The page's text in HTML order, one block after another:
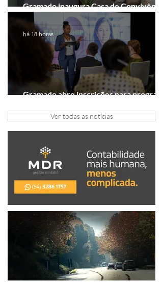
Gramado inaugura Casa de Convivência
dedicada às mulheres
Gramado abre inscrições para programa
há 18 horas
Ver todas as notícias